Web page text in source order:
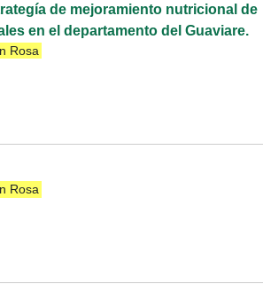
de mejoramiento nutricional de
en el departamento del Guaviare.
Rosa
Rosa